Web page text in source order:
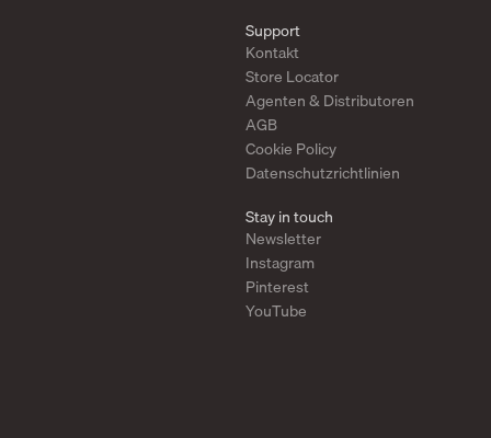
Support
Kontakt
Store Locator
Agenten & Distributoren
AGB
Cookie Policy
Datenschutzrichtlinien
Stay in touch
Newsletter
Instagram
Pinterest
YouTube